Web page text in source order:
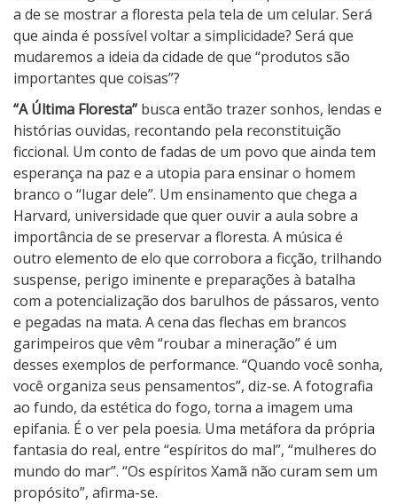
a de se mostrar a floresta pela tela de um celular. Será
que ainda é possível voltar a simplicidade? Será que
mudaremos a ideia da cidade de que “produtos são
importantes que coisas”?
“A Última Floresta” busca então trazer sonhos, lendas e
histórias ouvidas, recontando pela reconstituição
ficcional. Um conto de fadas de um povo que ainda tem
esperança na paz e a utopia para ensinar o homem
branco o “lugar dele”. Um ensinamento que chega a
Harvard, universidade que quer ouvir a aula sobre a
importância de se preservar a floresta. A música é
outro elemento de elo que corrobora a ficção, trilhando
suspense, perigo iminente e preparações à batalha
com a potencialização dos barulhos de pássaros, vento
e pegadas na mata. A cena das flechas em brancos
garimpeiros que vêm “roubar a mineração” é um
desses exemplos de performance. “Quando você sonha,
você organiza seus pensamentos”, diz-se. A fotografia
ao fundo, da estética do fogo, torna a imagem uma
epifania. É o ver pela poesia. Uma metáfora da própria
fantasia do real, entre “espíritos do mal”, “mulheres do
mundo do mar”. “Os espíritos Xamã não curam sem um
propósito”, afirma-se.